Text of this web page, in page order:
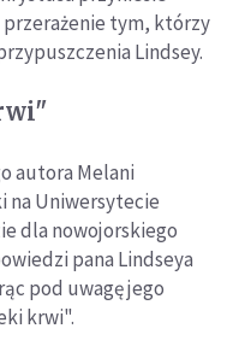
przerażenie tym, którzy
Lindsey.
autora Melani
na Uniwersytecie
dla nowojorskiego
pana Lindseya
pod uwagę jego
krwi".